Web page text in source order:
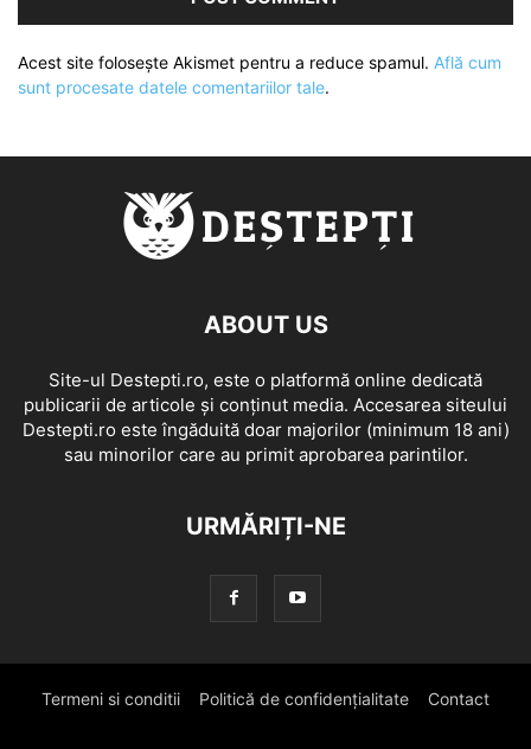
Acest site folosește Akismet pentru a reduce spamul. Află cum
sunt procesate datele comentariilor tale.
ABOUT US
Site-ul Destepti.ro, este o platformă online dedicată
publicarii de articole și conținut media. Accesarea siteului
Destepti.ro este îngăduită doar majorilor (minimum 18 ani)
sau minorilor care au primit aprobarea parintilor.
URMĂRIȚI-NE
Termeni si conditii Politică de confidențialitate Contact